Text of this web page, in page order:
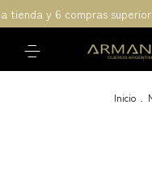
y 6 compras
Inicio